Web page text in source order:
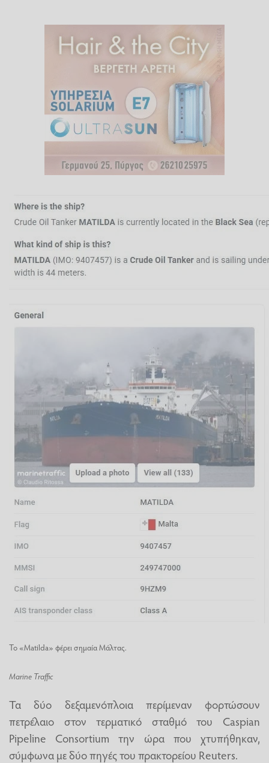
Το «Matilda» φέρει σημαία Μάλτας.
Marine Traffic
Τα δύο δεξαμενόπλοια περίμεναν φορτώσουν
πετρέλαιο στον τερματικό σταθμό του Caspian
Pipeline Consortium την ώρα που χτυπήθηκαν,
σύμφωνα με δύο πηγές του πρακτορείου Reuters.